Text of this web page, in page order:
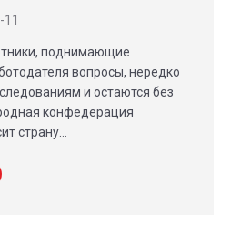
поднимающие
вопросы, нередко
и остаются без
конфедерация
страну…